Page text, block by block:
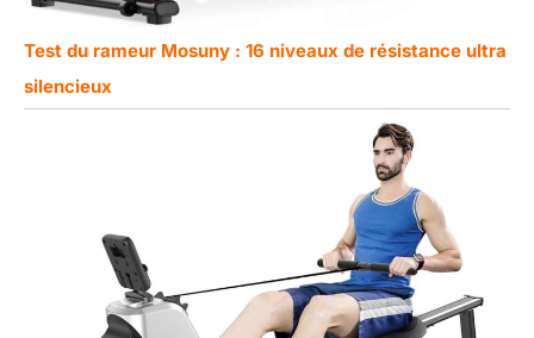
Test du rameur Mosuny : 16 niveaux de résistance ultra
silencieux